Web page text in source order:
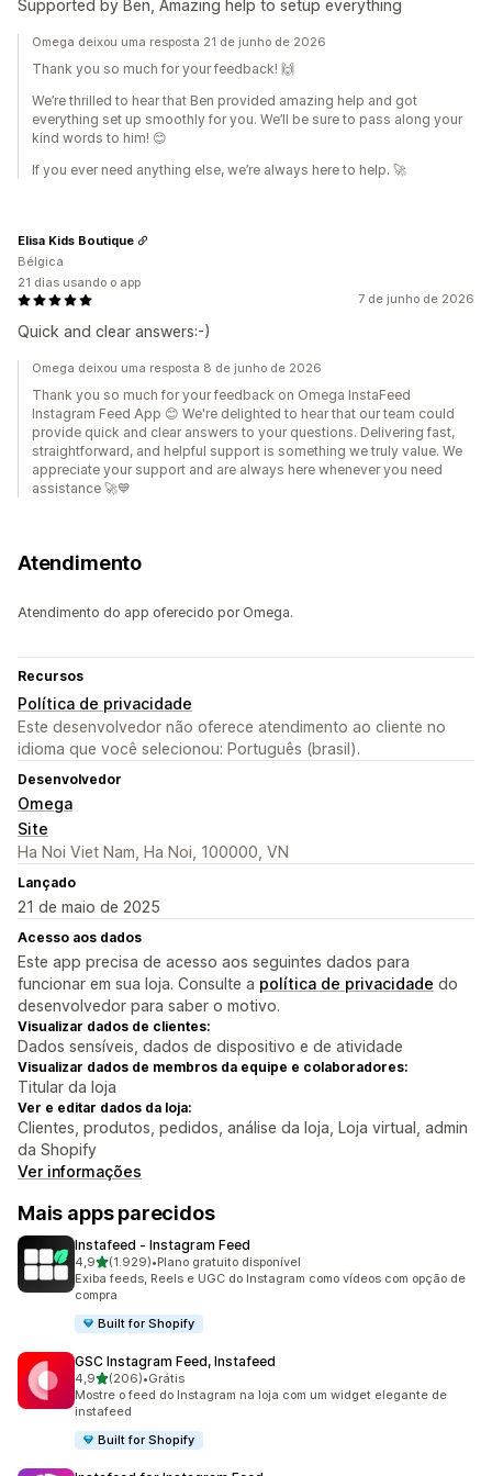
Supported by Ben, Amazing help to setup everything
Omega deixou uma resposta 21 de junho de 2026
Thank you so much for your feedback! 🙌
We’re thrilled to hear that Ben provided amazing help and got
everything set up smoothly for you. We’ll be sure to pass along your
kind words to him! 😊
If you ever need anything else, we’re always here to help. 🚀
7 de junho de 2026
Quick and clear answers:-)
Elisa Kids Boutique
Bélgica
21 dias usando o app
Omega deixou uma resposta 8 de junho de 2026
Thank you so much for your feedback on Omega InstaFeed
Instagram Feed App 😊 We're delighted to hear that our team could
provide quick and clear answers to your questions. Delivering fast,
straightforward, and helpful support is something we truly value. We
appreciate your support and are always here whenever you need
assistance 🚀💙
Atendimento
Atendimento do app oferecido por Omega.
Recursos
Política de privacidade
Este desenvolvedor não oferece atendimento ao cliente no
idioma que você selecionou: Português (brasil).
Desenvolvedor
Omega
Site
Ha Noi Viet Nam, Ha Noi, 100000, VN
Lançado
21 de maio de 2025
Acesso aos dados
Este app precisa de acesso aos seguintes dados para
funcionar em sua loja. Consulte a política de privacidade do
desenvolvedor para saber o motivo.
Visualizar dados de clientes:
Dados sensíveis, dados de dispositivo e de atividade
Visualizar dados de membros da equipe e colaboradores:
Titular da loja
Ver e editar dados da loja:
Clientes, produtos, pedidos, análise da loja, Loja virtual, admin
da Shopify
Ver informações
Mais apps parecidos
Instafeed ‑ Instagram Feed
4,9de 5 estrelas
(1.929)
1929 avaliações ao todo
•Plano gratuito disponível
Exiba feeds, Reels e UGC do Instagram como vídeos com opção de
compra
Built for Shopify
GSC Instagram Feed, Instafeed
4,9de 5 estrelas
(206)
206 avaliações ao todo
•Grátis
Mostre o feed do Instagram na loja com um widget elegante de
instafeed
Built for Shopify